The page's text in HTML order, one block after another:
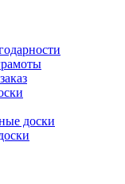
доски